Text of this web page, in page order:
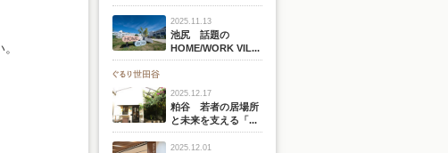
2025.11.13
池尻 話題の
HOME/WORK VIL...
2025.12.17
粕谷 若者の居場所
と未来を支える「...
2025.12.01